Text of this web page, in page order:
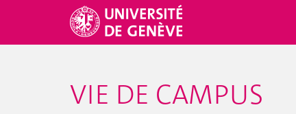
VIE DE CAMPUS